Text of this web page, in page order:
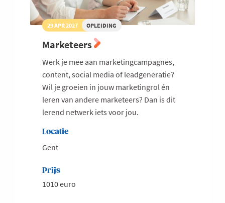
29 APR 2027 OPLEIDING
Marketeers
Werk je mee aan marketingcampagnes,
content, social media of leadgeneratie?
Wil je groeien in jouw marketingrol én
leren van andere marketeers? Dan is dit
lerend netwerk iets voor jou.
Locatie
Gent
Prijs
1010 euro